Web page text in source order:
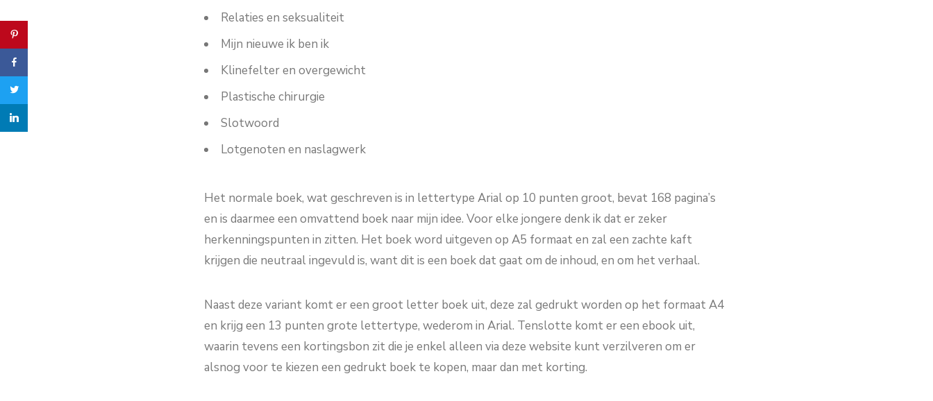
Relaties en seksualiteit
Mijn nieuwe ik ben ik
Klinefelter en overgewicht
Plastische chirurgie
Slotwoord
Lotgenoten en naslagwerk
Het normale boek, wat geschreven is in lettertype Arial op 10 punten groot, bevat 168 pagina’s
en is daarmee een omvattend boek naar mijn idee. Voor elke jongere denk ik dat er zeker
herkenningspunten in zitten. Het boek word uitgeven op A5 formaat en zal een zachte kaft
krijgen die neutraal ingevuld is, want dit is een boek dat gaat om de inhoud, en om het verhaal.
Naast deze variant komt er een groot letter boek uit, deze zal gedrukt worden op het formaat A4
en krijg een 13 punten grote lettertype, wederom in Arial. Tenslotte komt er een ebook uit,
waarin tevens een kortingsbon zit die je enkel alleen via deze website kunt verzilveren om er
alsnog voor te kiezen een gedrukt boek te kopen, maar dan met korting.